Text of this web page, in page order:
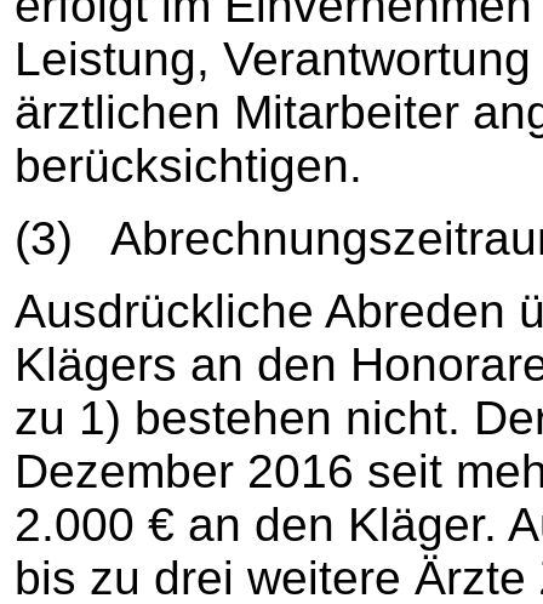
Leistung,
ärztlichen Mitarbeiter
berücksichtigen.
(3)
Ausdrückliche Abreden
Klägers an den
zu 1) bestehen nicht.
Dezember 2016 seit
2.000 € an den Kläger.
bis zu drei weitere